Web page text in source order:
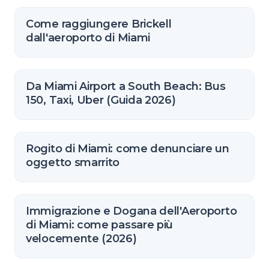
Come raggiungere Brickell
dall'aeroporto di Miami
Da Miami Airport a South Beach: Bus
150, Taxi, Uber (Guida 2026)
Rogito di Miami: come denunciare un
oggetto smarrito
Immigrazione e Dogana dell'Aeroporto
di Miami: come passare più
velocemente (2026)